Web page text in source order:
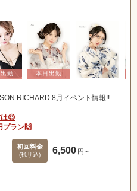
RICHARD 8月イベント情報!!
😍
プラン🙌
初回料金
(税サ込) 6,500 円～